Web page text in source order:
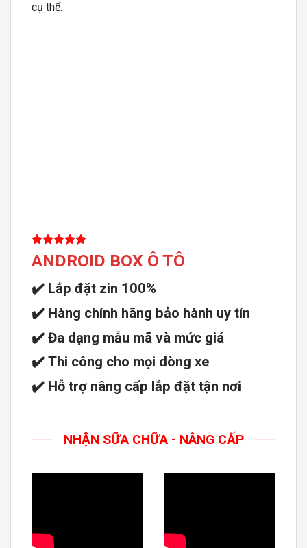
cụ thể.
ANDROID BOX Ô TÔ
✔️ Lắp đặt zin 100%
✔️ Hàng chính hãng bảo hành uy tín
✔️ Đa dạng mẫu mã và mức giá
✔️ Thi công cho mọi dòng xe
✔️ Hỗ trợ nâng cấp lắp đặt tận nơi
NHẬN SỮA CHỮA - NÂNG CẤP